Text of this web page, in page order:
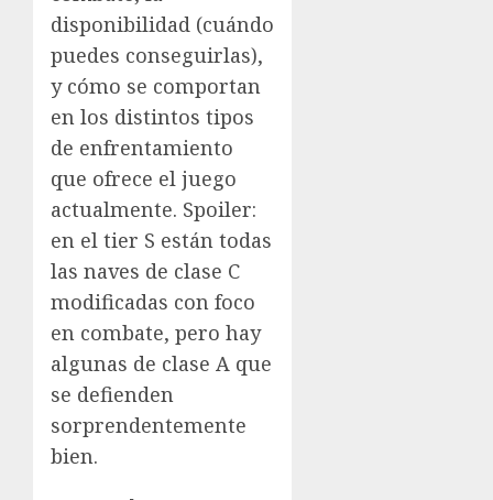
disponibilidad (cuándo
puedes conseguirlas),
y cómo se comportan
en los distintos tipos
de enfrentamiento
que ofrece el juego
actualmente. Spoiler:
en el tier S están todas
las naves de clase C
modificadas con foco
en combate, pero hay
algunas de clase A que
se defienden
sorprendentemente
bien.